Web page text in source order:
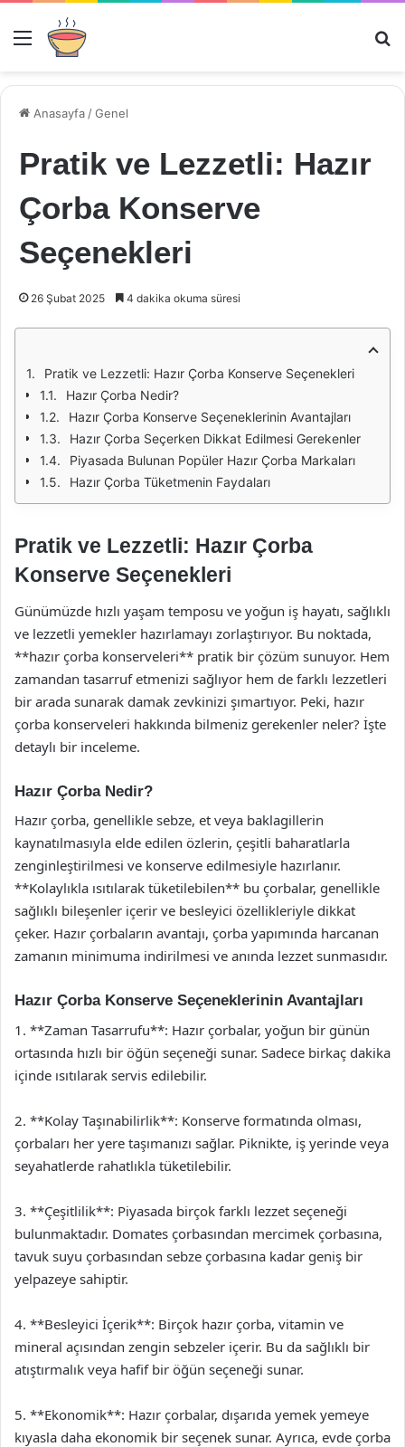
Menü
Anasayfa /Genel
Pratik ve Lezzetli: Hazır
Çorba Konserve
Seçenekleri
26 Şubat 2025 4 dakika okuma süresi
Pratik ve Lezzetli: Hazır Çorba Konserve Seçenekleri
Hazır Çorba Nedir?
Hazır Çorba Konserve Seçeneklerinin Avantajları
Hazır Çorba Seçerken Dikkat Edilmesi Gerekenler
Piyasada Bulunan Popüler Hazır Çorba Markaları
Hazır Çorba Tüketmenin Faydaları
Pratik ve Lezzetli: Hazır Çorba
Konserve Seçenekleri
Günümüzde hızlı yaşam temposu ve yoğun iş hayatı, sağlıklı
ve lezzetli yemekler hazırlamayı zorlaştırıyor. Bu noktada,
**hazır çorba konserveleri** pratik bir çözüm sunuyor. Hem
zamandan tasarruf etmenizi sağlıyor hem de farklı lezzetleri
bir arada sunarak damak zevkinizi şımartıyor. Peki, hazır
çorba konserveleri hakkında bilmeniz gerekenler neler? İşte
detaylı bir inceleme.
Hazır Çorba Nedir?
Hazır çorba, genellikle sebze, et veya baklagillerin
kaynatılmasıyla elde edilen özlerin, çeşitli baharatlarla
zenginleştirilmesi ve konserve edilmesiyle hazırlanır.
**Kolaylıkla ısıtılarak tüketilebilen** bu çorbalar, genellikle
sağlıklı bileşenler içerir ve besleyici özellikleriyle dikkat
çeker. Hazır çorbaların avantajı, çorba yapımında harcanan
zamanın minimuma indirilmesi ve anında lezzet sunmasıdır.
Hazır Çorba Konserve Seçeneklerinin Avantajları
1. **Zaman Tasarrufu**: Hazır çorbalar, yoğun bir günün
ortasında hızlı bir öğün seçeneği sunar. Sadece birkaç dakika
içinde ısıtılarak servis edilebilir.
2. **Kolay Taşınabilirlik**: Konserve formatında olması,
çorbaları her yere taşımanızı sağlar. Piknikte, iş yerinde veya
seyahatlerde rahatlıkla tüketilebilir.
3. **Çeşitlilik**: Piyasada birçok farklı lezzet seçeneği
bulunmaktadır. Domates çorbasından mercimek çorbasına,
tavuk suyu çorbasından sebze çorbasına kadar geniş bir
yelpazeye sahiptir.
4. **Besleyici İçerik**: Birçok hazır çorba, vitamin ve
mineral açısından zengin sebzeler içerir. Bu da sağlıklı bir
atıştırmalık veya hafif bir öğün seçeneği sunar.
5. **Ekonomik**: Hazır çorbalar, dışarıda yemek yemeye
kıyasla daha ekonomik bir seçenek sunar. Ayrıca, evde çorba